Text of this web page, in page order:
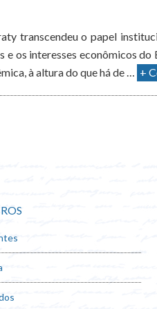
transcendeu o papel
os interesses econômicos do
à altura do que há de … +